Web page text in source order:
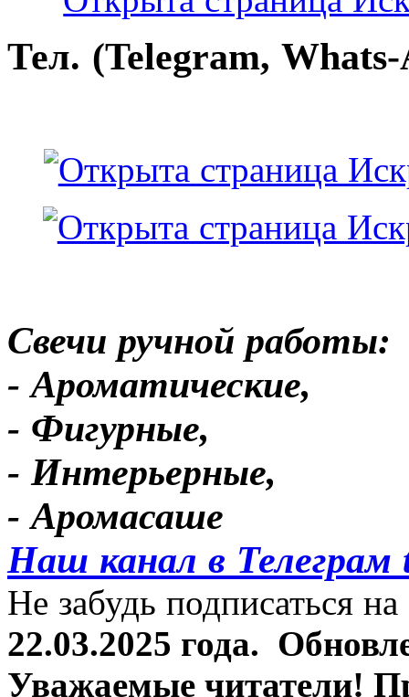
Тел. (Telegram,
Свечи ручной работы:
- Ароматические,
- Фигурные,
- Интерьерные,
- Аромасаше
Наш канал в Телеграм
Не забудь подписаться
22.03.2025 года.
Уважаемые читатели!